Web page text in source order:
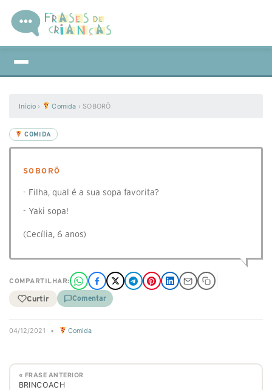
Início › Comida › SOBORÔ
COMIDA
SOBORÔ
- Filha, qual é a sua sopa favorita?
- Yaki sopa!
(Cecília, 6 anos)
COMPARTILHAR:
Curtir Comentar
04/12/2021 • Comida
« FRASE ANTERIOR
BRINCOACH